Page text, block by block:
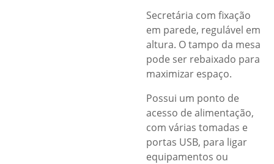
Secretária com fixação
em parede, regulável em
altura. O tampo da mesa
pode ser rebaixado para
maximizar espaço.
Possui um ponto de
acesso de alimentação,
com várias tomadas e
portas USB, para ligar
equipamentos ou